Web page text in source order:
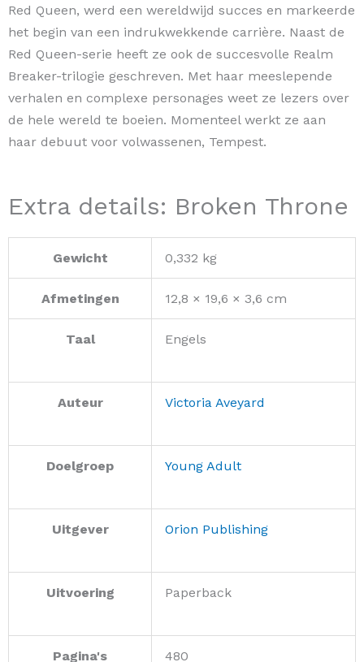
Red Queen, werd een wereldwijd succes en markeerde
het begin van een indrukwekkende carrière. Naast de
Red Queen-serie heeft ze ook de succesvolle Realm
Breaker-trilogie geschreven. Met haar meeslepende
verhalen en complexe personages weet ze lezers over
de hele wereld te boeien. Momenteel werkt ze aan
haar debuut voor volwassenen, Tempest.
Extra details: Broken Throne
Gewicht 0,332 kg
Afmetingen 12,8 × 19,6 × 3,6 cm
Taal Engels
Auteur Victoria Aveyard
Doelgroep Young Adult
Uitgever Orion Publishing
Uitvoering Paperback
Pagina's 480